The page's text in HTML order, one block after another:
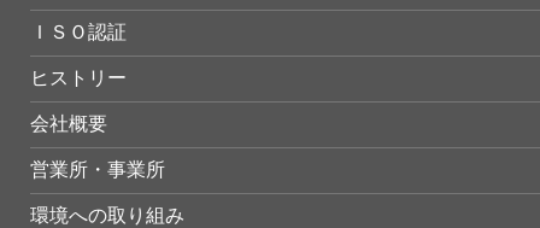
ＩＳＯ認証
ヒストリー
会社概要
営業所・事業所
環境への取り組み